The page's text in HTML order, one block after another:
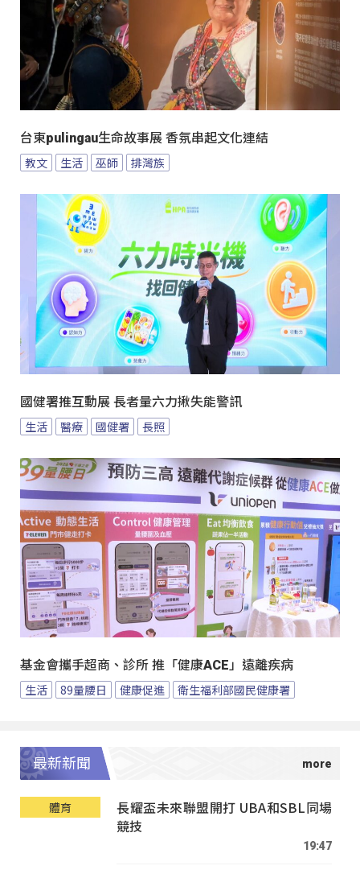
台東pulingau生命故事展 香氛串起文化連結
教文 生活 巫師 排灣族
國健署推互動展 長者量六力揪失能警訊
生活 醫療 國健署 長照
基金會攜手超商、診所 推「健康ACE」遠離疾病
生活 89量腰日 健康促進 衛生福利部國民健康署
最新新聞
體育
長耀盃未來聯盟開打 UBA和SBL同場
競技
19:47